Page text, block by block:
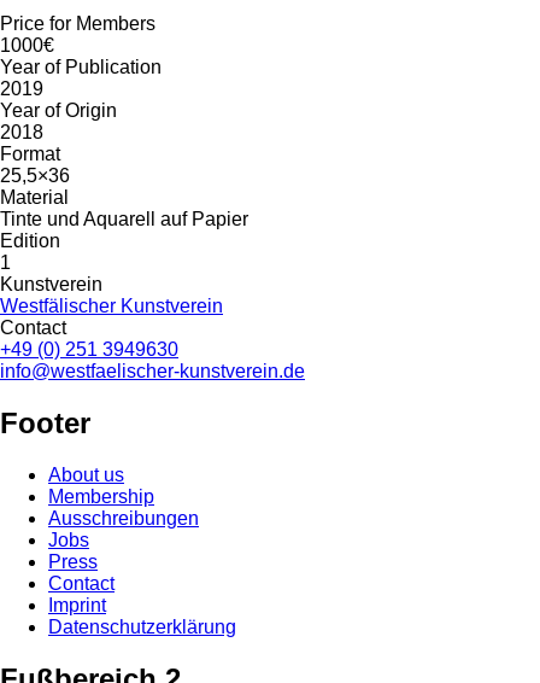
Price for Members
1000€
Year of Publication
2019
Year of Origin
2018
Format
25,5×36
Material
Tinte und Aquarell auf Papier
Edition
1
Kunstverein
Westfälischer Kunstverein
Contact
+49 (0) 251 3949630
info@westfaelischer-kunstverein.de
Footer
About us
Membership
Ausschreibungen
Jobs
Press
Contact
Imprint
Datenschutzerklärung